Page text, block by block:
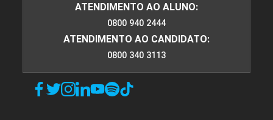
FÍSICA
105
ATENDIMENTO AO ALUNO:
0800 940 2444
ATENDIMENTO AO CANDIDATO:
0800 340 3113